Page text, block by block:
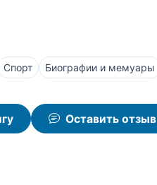
Спорт Биографии и мемуары
Оставить отзыв